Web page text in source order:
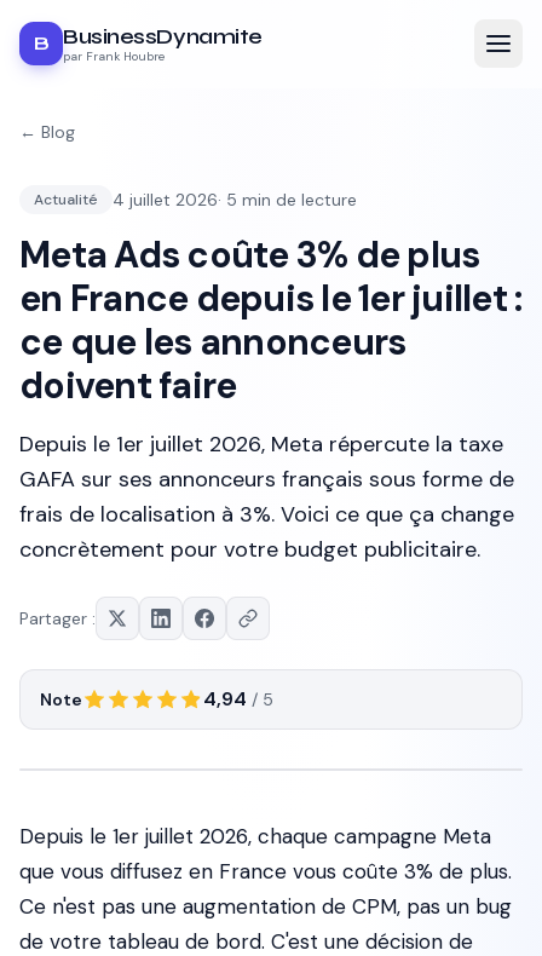
B BusinessDynamite
par Frank Houbre
← Blog
Actualité 4 juillet 2026· 5 min de lecture
Meta Ads coûte 3% de plus
en France depuis le 1er juillet :
ce que les annonceurs
doivent faire
Depuis le 1er juillet 2026, Meta répercute la taxe
GAFA sur ses annonceurs français sous forme de
frais de localisation à 3%. Voici ce que ça change
concrètement pour votre budget publicitaire.
Partager :
Note 4,94 / 5
Depuis le 1er juillet 2026, chaque campagne Meta
que vous diffusez en France vous coûte 3% de plus.
Ce n'est pas une augmentation de CPM, pas un bug
de votre tableau de bord. C'est une décision de